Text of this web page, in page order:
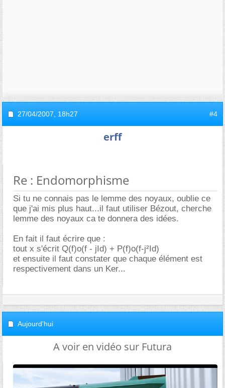
27/04/2007, 18h27 #4
erff
Re : Endomorphisme
Si tu ne connais pas le lemme des noyaux, oublie ce
que j'ai mis plus haut...il faut utiliser Bézout, cherche
lemme des noyaux ca te donnera des idées.
En fait il faut écrire que :
tout x s'écrit Q(f)o(f - jId) + P(f)o(f-j²Id)
et ensuite il faut constater que chaque élément est
respectivement dans un Ker...
Aujourd'hui
A voir en vidéo sur Futura